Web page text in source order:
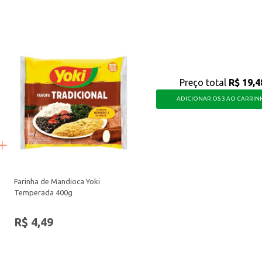
Farinha de Mandioca Yoki
Temperada 400g
R$ 4,49
Preço total R$
ADICIONAR OS 3 AO